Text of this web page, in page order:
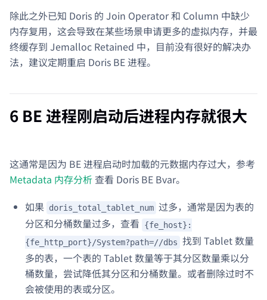
除此之外已知 Doris 的 Join Operator 和 Column 中缺少
内存复用，这会导致在某些场景申请更多的虚拟内存，并最
终缓存到 Jemalloc Retained 中，目前没有很好的解决办
法，建议定期重启 Doris BE 进程。
6 BE 进程刚启动后进程内存就很大
这通常是因为 BE 进程启动时加载的元数据内存过大，参考
Metadata 内存分析查看 Doris BE Bvar。
如果
doris_total_tablet_num 过多，通常是因为表的
分区和分桶数量过多，查看
{fe_host}:
{fe_http_port}/System?path=//dbs 找到 Tablet 数量
多的表，一个表的 Tablet 数量等于其分区数量乘以分
桶数量，尝试降低其分区和分桶数量。或者删除过时不
会被使用的表或分区。